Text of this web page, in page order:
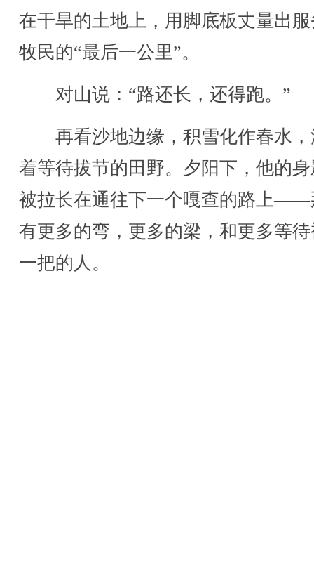
在干旱的土地上，用脚底板丈量出
牧民的“最后一公里”。
对山说：“路还长，还得跑。”
再看沙地边缘，积雪化作春水，
着等待拔节的田野。夕阳下，他的
被拉长在通往下一个嘎查的路上——
有更多的弯，更多的梁，和更多等
一把的人。